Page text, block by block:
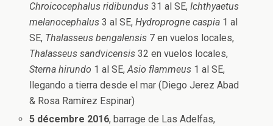
Chroicocephalus ridibundus 31 al SE,Ichthyaetus
melanocephalus 3 al SE,Hydroprogne caspia 1 al
SE, Thalasseus bengalensis 7 en vuelos locales,
Thalasseus sandvicensis 32 en vuelos locales,
Sterna hirundo 1 al SE,Asio flammeus 1 al SE,
llegando a tierra desde el mar (Diego Jerez Abad
& Rosa Ramírez Espinar)
5 décembre 2016, barrage de Las Adelfas,